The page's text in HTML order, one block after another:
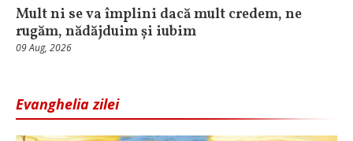
Mult ni se va împlini dacă mult credem, ne
rugăm, nădăjduim și iubim
09 Aug, 2026
Evanghelia zilei